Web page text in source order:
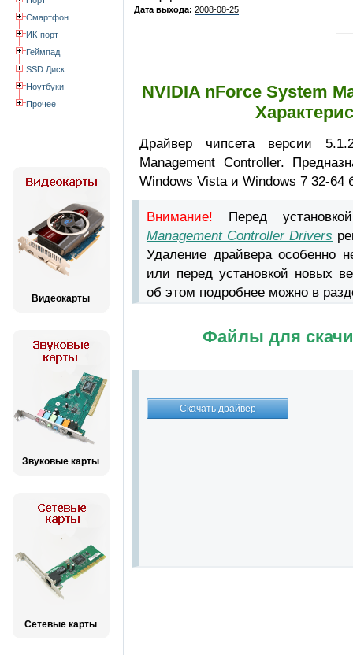
Смартфон
ИК-порт
Геймпад
SSD Диск
Ноутбуки
Прочее
Видеокарты
Звуковые карты
Сетевые карты
Дата выхода: 2008-08-25
NVIDIA nForce System
Драйвер чипсета версии
Management Controller.
Windows Vista и Windows 7 32-64
Внимание! Перед
Management Controller Drivers
Удаление драйвера особенно
или перед установкой новых
об этом подробнее можно в
Файлы для